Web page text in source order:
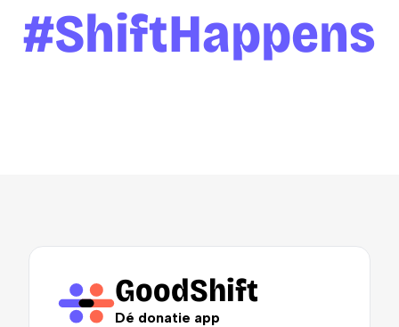
#ShiftHappens
GoodShift
Dé donatie app